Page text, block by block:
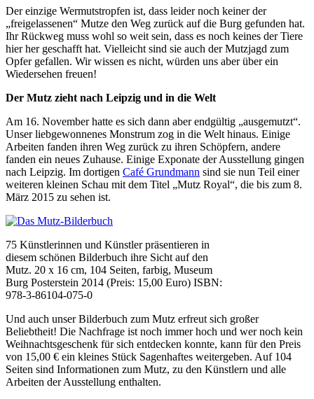
Der einzige Wermutstropfen ist, dass leider noch keiner der
„freigelassenen“ Mutze den Weg zurück auf die Burg gefunden hat.
Ihr Rückweg muss wohl so weit sein, dass es noch keines der Tiere
hier her geschafft hat. Vielleicht sind sie auch der Mutzjagd zum
Opfer gefallen. Wir wissen es nicht, würden uns aber über ein
Wiedersehen freuen!
Der Mutz zieht nach Leipzig und in die Welt
Am 16. November hatte es sich dann aber endgültig „ausgemutzt“.
Unser liebgewonnenes Monstrum zog in die Welt hinaus. Einige
Arbeiten fanden ihren Weg zurück zu ihren Schöpfern, andere
fanden ein neues Zuhause. Einige Exponate der Ausstellung gingen
nach Leipzig. Im dortigen Café Grundmann sind sie nun Teil einer
weiteren kleinen Schau mit dem Titel „Mutz Royal“, die bis zum 8.
März 2015 zu sehen ist.
75 Künstlerinnen und Künstler präsentieren in
diesem schönen Bilderbuch ihre Sicht auf den
Mutz. 20 x 16 cm, 104 Seiten, farbig, Museum
Burg Posterstein 2014 (Preis: 15,00 Euro) ISBN:
978-3-86104-075-0
Und auch unser Bilderbuch zum Mutz erfreut sich großer
Beliebtheit! Die Nachfrage ist noch immer hoch und wer noch kein
Weihnachtsgeschenk für sich entdecken konnte, kann für den Preis
von 15,00 € ein kleines Stück Sagenhaftes weitergeben. Auf 104
Seiten sind Informationen zum Mutz, zu den Künstlern und alle
Arbeiten der Ausstellung enthalten.